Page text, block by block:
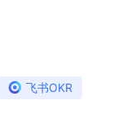
飞书OKR